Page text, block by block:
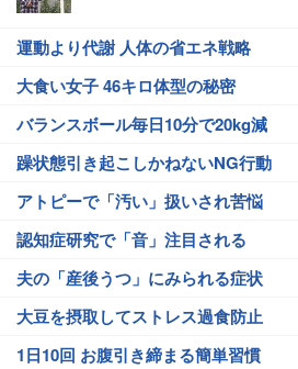
運動より代謝 人体の省エネ戦略
大食い女子 46キロ体型の秘密
バランスボール毎日10分で20kg減
躁状態引き起こしかねないNG行動
アトピーで「汚い」扱いされ苦悩
認知症研究で「音」注目される
夫の「産後うつ」にみられる症状
大豆を摂取してストレス過食防止
1日10回 お腹引き締まる簡単習慣